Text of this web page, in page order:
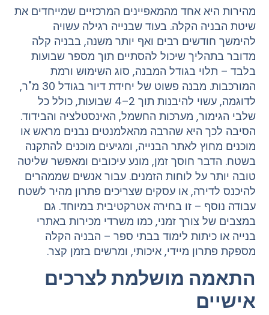
מהירות היא אחד מהמאפיינים המרכזיים שמייחדים את
שיטת הבניה הקלה. בעוד שבנייה רגילה עשויה
להימשך חודשים רבים ואף יותר משנה, בבניה קלה
מדובר בתהליך שיכול להסתיים תוך מספר שבועות
בלבד – תלוי בגודל המבנה, סוג השימוש ורמת
המורכבות. מבנה פשוט של יחידת דיור בגודל 30 מ"ר,
לדוגמה, עשוי להיבנות תוך 2–4 שבועות, כולל כל
שלבי הגימור, מערכות החשמל, האינסטלציה והבידוד.
הסיבה לכך היא שהרבה מהאלמנטים נבנים מראש או
מוכנים מחוץ לאתר הבנייה, ומגיעים מוכנים להתקנה
בשטח. הדבר חוסך זמן, מונע עיכובים ומאפשר שליטה
טובה יותר על לוחות הזמנים. עבור אנשים שממהרים
להיכנס לדירה, או עסקים שצריכים פתרון מהיר לשטח
עבודה נוסף – זו בחירה אטרקטיבית במיוחד. גם
במצבים של צורך זמני, כמו משרדי מכירות באתרי
בנייה או כיתות לימוד בבתי ספר – הבניה הקלה
מספקת פתרון מיידי, איכותי, ומרשים בזמן קצר.
התאמה מושלמת לצרכים
אישיים